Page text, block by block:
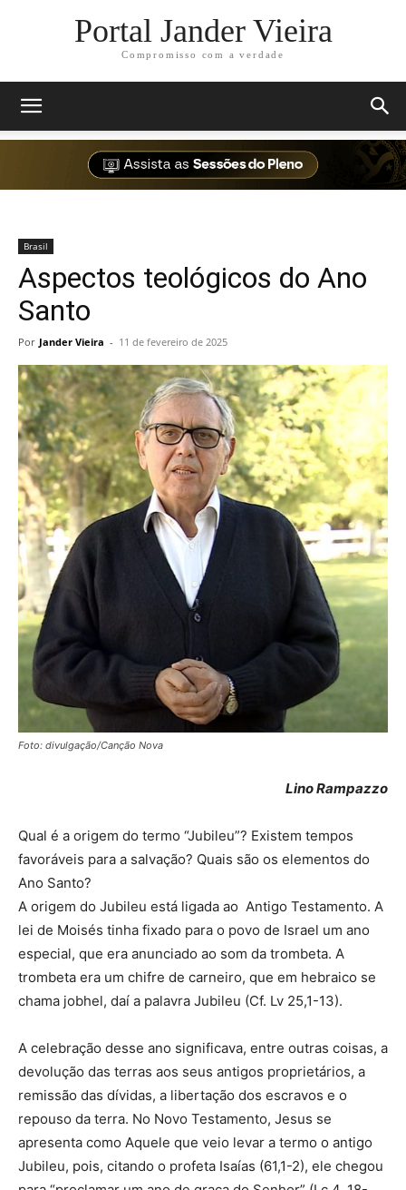
Portal Jander Vieira
Compromisso com a verdade
Brasil
Aspectos teológicos do Ano
Santo
Por Jander Vieira - 11 de fevereiro de 2025
Foto: divulgação/Canção Nova
Lino Rampazzo
Qual é a origem do termo “Jubileu”? Existem tempos
favoráveis para a salvação? Quais são os elementos do
Ano Santo?
A origem do Jubileu está ligada ao Antigo Testamento. A
lei de Moisés tinha fixado para o povo de Israel um ano
especial, que era anunciado ao som da trombeta. A
trombeta era um chifre de carneiro, que em hebraico se
chama jobhel, daí a palavra Jubileu (Cf. Lv 25,1-13).
A celebração desse ano significava, entre outras coisas, a
devolução das terras aos seus antigos proprietários, a
remissão das dívidas, a libertação dos escravos e o
repouso da terra. No Novo Testamento, Jesus se
apresenta como Aquele que veio levar a termo o antigo
Jubileu, pois, citando o profeta Isaías (61,1-2), ele chegou